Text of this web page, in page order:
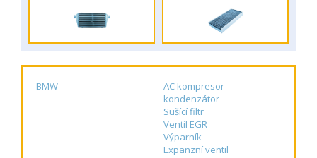
BMW
AC kompresor
kondenzátor
Sušící filtr
Ventil EGR
Výparník
Expanzní ventil